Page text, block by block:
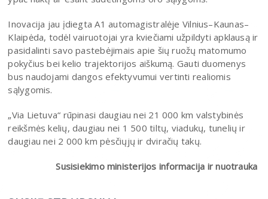
Inovacija jau įdiegta A1 automagistralėje Vilnius–Kaunas–
Klaipėda, todėl vairuotojai yra kviečiami užpildyti apklausą ir
pasidalinti savo pastebėjimais apie šių ruožų matomumo
pokyčius bei kelio trajektorijos aiškumą. Gauti duomenys
bus naudojami dangos efektyvumui vertinti realiomis
sąlygomis.
„Via Lietuva“ rūpinasi daugiau nei 21 000 km valstybinės
reikšmės kelių, daugiau nei 1 500 tiltų, viadukų, tunelių ir
daugiau nei 2 000 km pėsčiųjų ir dviračių takų.
Susisiekimo ministerijos informacija ir nuotrauka